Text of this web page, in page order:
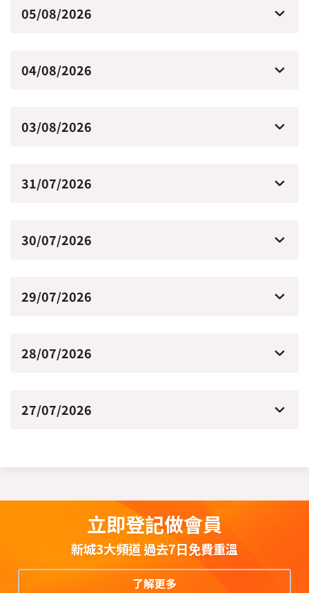
05/08/2026
04/08/2026
03/08/2026
31/07/2026
30/07/2026
29/07/2026
28/07/2026
27/07/2026
立即登記做會員
新城3大頻道 過去7日免費重溫
了解更多